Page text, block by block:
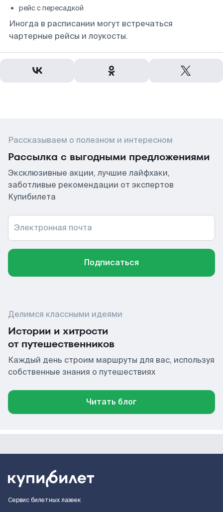
рейс с пересадкой
Иногда в расписании могут встречаться
чартерные рейсы и лоукосты.
Рассказываем о полезном и интересном
Рассылка с выгодными предложениями
Эксклюзивные акции, лучшие лайфхаки,
заботливые рекомендации от экспертов
Купибилета
Электронная почта
Подписаться
Делимся классными идеями
Истории и хитрости
от путешественников
Каждый день строим маршруты для вас, используя
собственные знания о путешествиях
Читать блог
Сервис билетных лазеек